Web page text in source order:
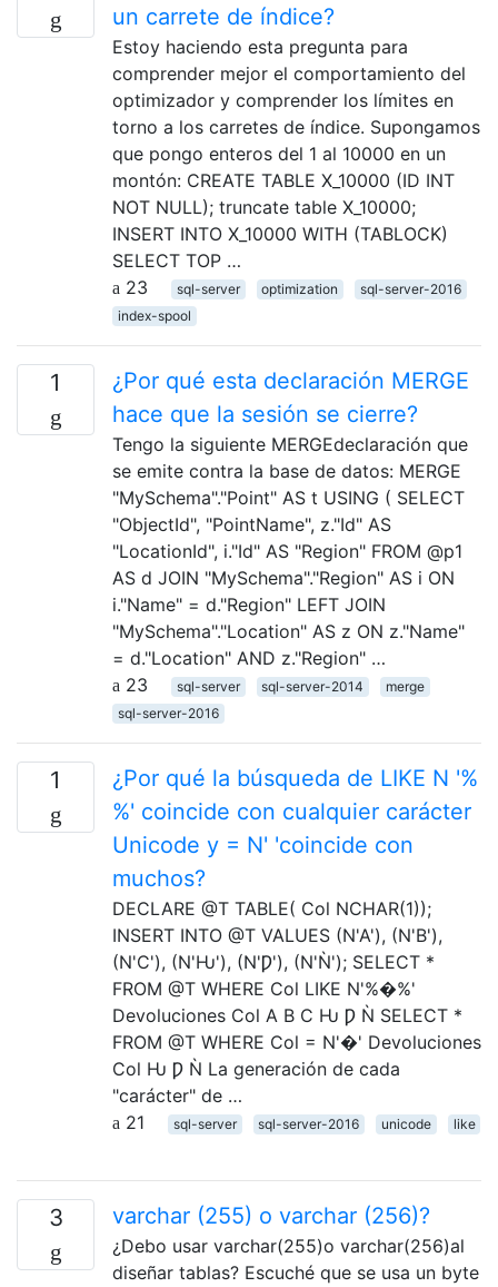
un carrete de índice?
Estoy haciendo esta pregunta para
comprender mejor el comportamiento del
optimizador y comprender los límites en
torno a los carretes de índice. Supongamos
que pongo enteros del 1 al 10000 en un
montón: CREATE TABLE X_10000 (ID INT
NOT NULL); truncate table X_10000;
INSERT INTO X_10000 WITH (TABLOCK)
SELECT TOP …
23
sql-server optimization
sql-server-2016
index-spool
1
¿Por qué esta declaración MERGE
hace que la sesión se cierre?
Tengo la siguiente MERGEdeclaración que
se emite contra la base de datos: MERGE
"MySchema"."Point" AS t USING ( SELECT
"ObjectId", "PointName", z."Id" AS
"LocationId", i."Id" AS "Region" FROM @p1
AS d JOIN "MySchema"."Region" AS i ON
i."Name" = d."Region" LEFT JOIN
"MySchema"."Location" AS z ON z."Name"
= d."Location" AND z."Region" …
23
sql-server sql-server-2014
merge
sql-server-2016
1
¿Por qué la búsqueda de LIKE N '%
%' coincide con cualquier carácter
Unicode y = N' 'coincide con
muchos?
DECLARE @T TABLE( Col NCHAR(1));
INSERT INTO @T VALUES (N'A'), (N'B'),
(N'C'), (N'Ƕ'), (N'Ƿ'), (N'Ǹ'); SELECT *
FROM @T WHERE Col LIKE N'%�%'
Devoluciones Col A B C Ƕ Ƿ Ǹ SELECT *
FROM @T WHERE Col = N'�' Devoluciones
Col Ƕ Ƿ Ǹ La generación de cada
"carácter" de …
21
sql-server sql-server-2016 unicode like
3 varchar (255) o varchar (256)?
¿Debo usar varchar(255)o varchar(256)al
diseñar tablas? Escuché que se usa un byte